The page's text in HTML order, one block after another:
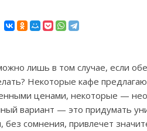
лишь в том случае, если
Некоторые кафе
ценами, некоторые —
вариант — это придумать
сомнения, привлечет